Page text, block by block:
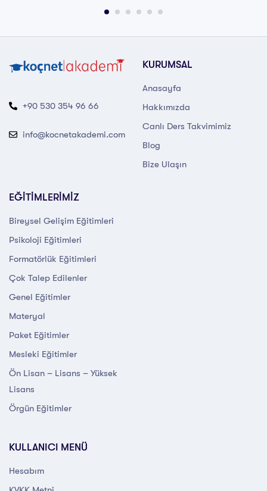
+90 530 354 96 66
info@kocnetakademi.com
KURUMSAL
Anasayfa
Hakkımızda
Canlı Ders Takvimimiz
Blog
Bize Ulaşın
EĞİTİMLERİMİZ
Bireysel Gelişim Eğitimleri
Psikoloji Eğitimleri
Formatörlük Eğitimleri
Çok Talep Edilenler
Genel Eğitimler
Materyal
Paket Eğitimler
Mesleki Eğitimler
Ön Lisan – Lisans – Yüksek
Lisans
Örgün Eğitimler
KULLANICI MENÜ
Hesabım